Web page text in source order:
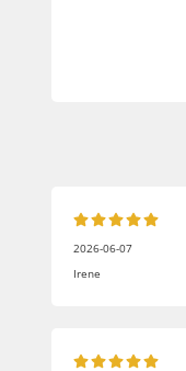
2026-06-07
Irene